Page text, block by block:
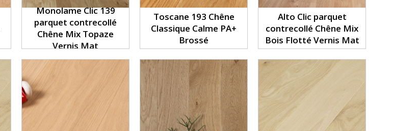
Monolame Clic 139
parquet contrecollé
Chêne Mix Topaze
Vernis Mat
Toscane 193 Chêne
Classique Calme PA+
Brossé
Alto Clic parquet
contrecollé Chêne Mix
Bois Flotté Vernis Mat